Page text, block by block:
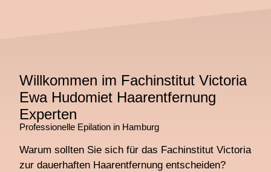
Willkommen im Fachinstitut Victoria
Ewa Hudomiet Haarentfernung
Experten
Professionelle Epilation in Hamburg
Warum sollten Sie sich für das Fachinstitut Victoria
zur dauerhaften Haarentfernung entscheiden?